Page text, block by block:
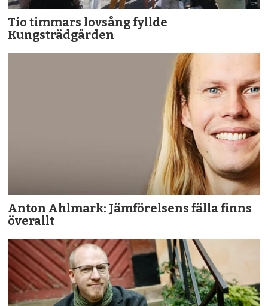
Tio timmars lovsång fyllde
Kungsträdgården
Anton Ahlmark: Jämförelsens fälla finns
överallt